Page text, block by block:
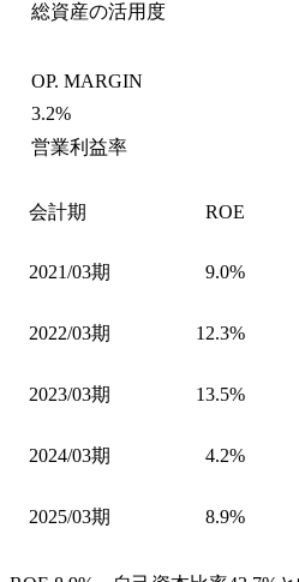
総資産の活用度
OP. MARGIN
3.2%
営業利益率
会計期 ROE
2021/03期 9.0%
2022/03期 12.3%
2023/03期 13.5%
2024/03期 4.2%
2025/03期 8.9%